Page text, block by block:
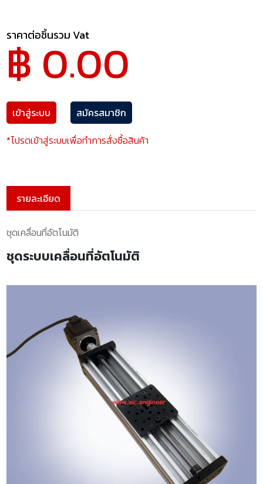
ราคาต่อชิ้นรวม Vat
฿ 0.00
เข้าสู่ระบบ
สมัครสมาชิก
*โปรดเข้าสู่ระบบเพื่อทำการสั่งซื้อสินค้า
รายละเอียด
ชุดเคลื่อนที่อัตโนมัติ
ชุดระบบเคลื่อนที่อัตโนมัติ